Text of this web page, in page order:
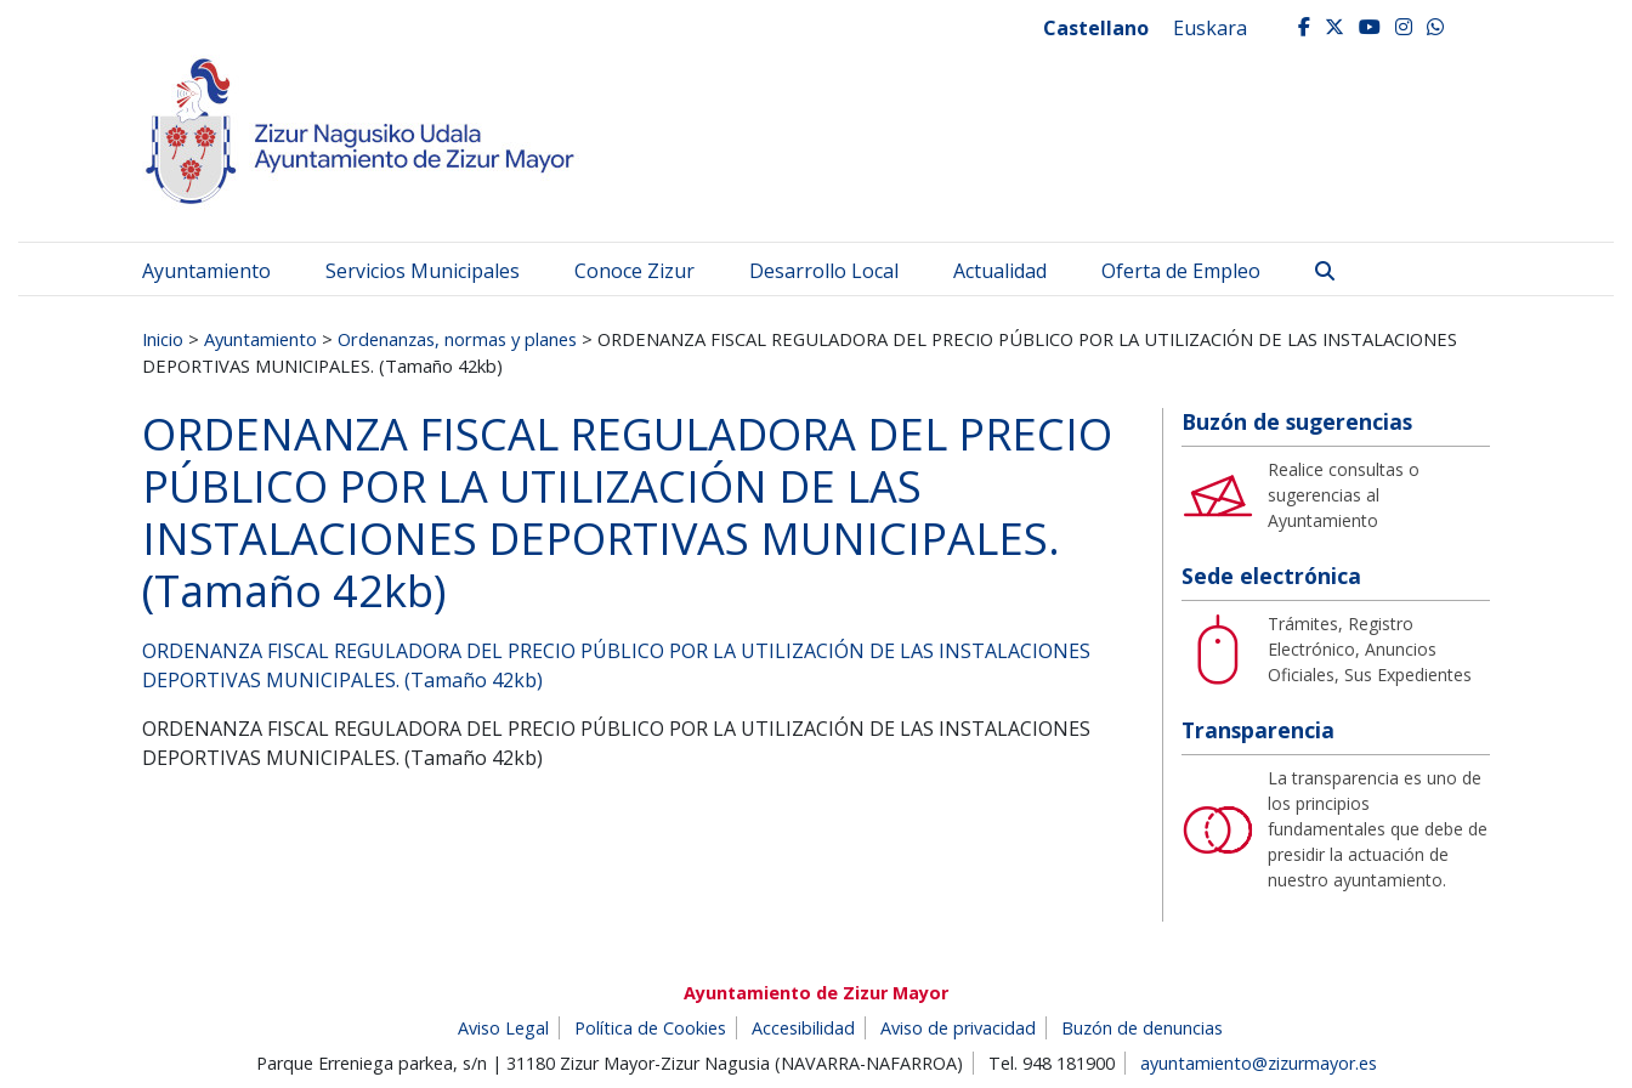
Castellano Euskara facebook
twitter
youtube
instagram
whatsapp
Ayuntamiento Servicios Municipales Conoce Zizur Desarrollo Local Actualidad Oferta de Empleo
Inicio > Ayuntamiento > Ordenanzas, normas y planes > ORDENANZA FISCAL REGULADORA DEL PRECIO PÚBLICO POR LA UTILIZACIÓN DE LAS INSTALACIONES
DEPORTIVAS MUNICIPALES. (Tamaño 42kb)
ORDENANZA FISCAL REGULADORA DEL PRECIO
PÚBLICO POR LA UTILIZACIÓN DE LAS
INSTALACIONES DEPORTIVAS MUNICIPALES.
(Tamaño 42kb)
ORDENANZA FISCAL REGULADORA DEL PRECIO PÚBLICO POR LA UTILIZACIÓN DE LAS INSTALACIONES
DEPORTIVAS MUNICIPALES. (Tamaño 42kb)
ORDENANZA FISCAL REGULADORA DEL PRECIO PÚBLICO POR LA UTILIZACIÓN DE LAS INSTALACIONES
DEPORTIVAS MUNICIPALES. (Tamaño 42kb)
Buzón de sugerencias
Realice consultas o
sugerencias al
Ayuntamiento
Sede electrónica
Trámites, Registro
Electrónico, Anuncios
Oficiales, Sus Expedientes
Transparencia
La transparencia es uno de
los principios
fundamentales que debe de
presidir la actuación de
nuestro ayuntamiento.
Ayuntamiento de Zizur Mayor
Aviso Legal
Política de Cookies Accesibilidad Aviso de privacidad
Buzón de denuncias
Parque Erreniega parkea, s/n | 31180 Zizur Mayor-Zizur Nagusia (NAVARRA-NAFARROA)
Tel. 948 181900 ayuntamiento@zizurmayor.es